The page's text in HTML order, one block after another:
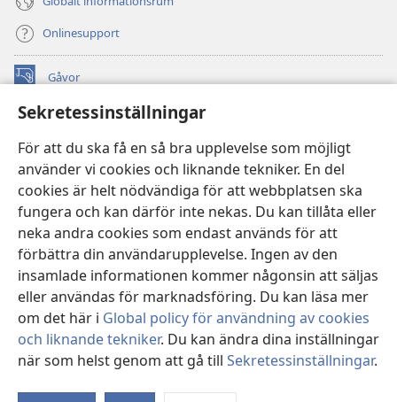
Sekretessinställningar
För att du ska få en så bra upplevelse som möjligt
använder vi cookies och liknande tekniker. En del
cookies är helt nödvändiga för att webbplatsen ska
fungera och kan därför inte nekas. Du kan tillåta eller
neka andra cookies som endast används för att
förbättra din användarupplevelse. Ingen av den
insamlade informationen kommer någonsin att säljas
eller användas för marknadsföring. Du kan läsa mer
om det här i Global policy för användning av cookies
och liknande tekniker. Du kan ändra dina inställningar
när som helst genom att gå till Sekretessinställningar.
Onlinesupport
Gåvor
(öppnar
fönster) Watchtower ONLINE LIBRARY™
nytt
fönster)JW Hub ®
(öppnar
nytt
fönster)JW Library
Watchtower Library
Copyright© 2026 Watch Tower Bible and Tract Society of Pennsylvania.
ANVÄNDARVILLKOR | SEKRETESSPOLICY|
SEKRETESSINSTÄLLNINGAR